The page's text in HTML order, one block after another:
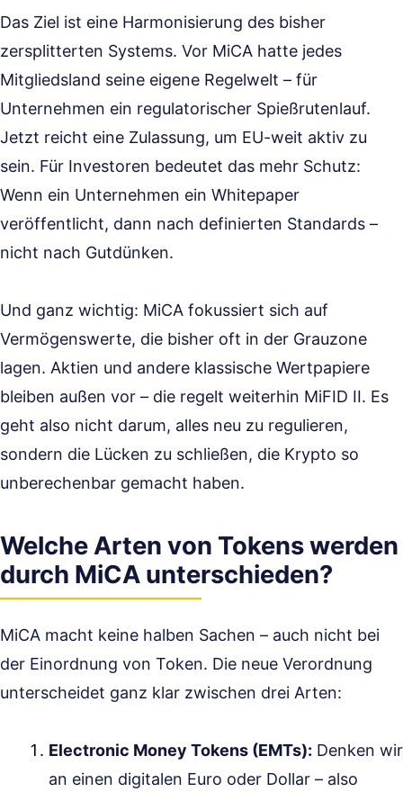
Das Ziel ist eine Harmonisierung des bisher
zersplitterten Systems. Vor MiCA hatte jedes
Mitgliedsland seine eigene Regelwelt – für
Unternehmen ein regulatorischer Spießrutenlauf.
Jetzt reicht eine Zulassung, um EU-weit aktiv zu
sein. Für Investoren bedeutet das mehr Schutz:
Wenn ein Unternehmen ein Whitepaper
veröffentlicht, dann nach definierten Standards –
nicht nach Gutdünken.
Und ganz wichtig: MiCA fokussiert sich auf
Vermögenswerte, die bisher oft in der Grauzone
lagen. Aktien und andere klassische Wertpapiere
bleiben außen vor – die regelt weiterhin MiFID II. Es
geht also nicht darum, alles neu zu regulieren,
sondern die Lücken zu schließen, die Krypto so
unberechenbar gemacht haben.
Welche Arten von Tokens werden
durch MiCA unterschieden?
MiCA macht keine halben Sachen – auch nicht bei
der Einordnung von Token. Die neue Verordnung
unterscheidet ganz klar zwischen drei Arten:
Electronic Money Tokens (EMTs): Denken wir
an einen digitalen Euro oder Dollar – also